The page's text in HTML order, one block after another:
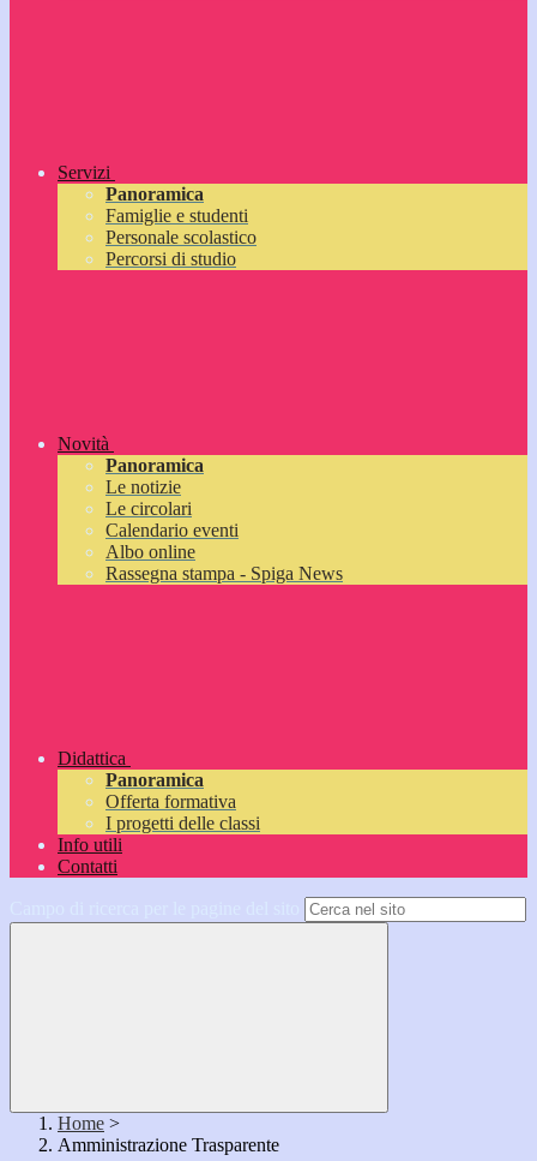
Servizi
Panoramica
Famiglie e studenti
Personale scolastico
Percorsi di studio
Novità
Panoramica
Le notizie
Le circolari
Calendario eventi
Albo online
Rassegna stampa - Spiga News
Didattica
Panoramica
Offerta formativa
I progetti delle classi
Info utili
Contatti
Home >
Amministrazione Trasparente